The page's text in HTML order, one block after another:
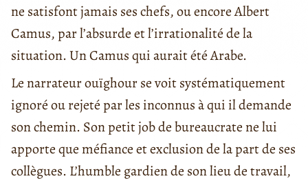
ne satisfont jamais ses chefs, ou encore Albert
Camus, par l’absurde et l’irrationalité de la
situation. Un Camus qui aurait été Arabe.
Le narrateur ouïghour se voit systématiquement
ignoré ou rejeté par les inconnus à qui il demande
son chemin. Son petit job de bureaucrate ne lui
apporte que méfiance et exclusion de la part de ses
collègues. L’humble gardien de son lieu de travail,